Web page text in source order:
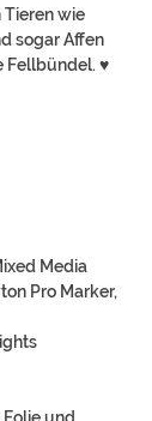
wie
sogar Affen
Fellbündel. ♥
Media
Pro Marker,